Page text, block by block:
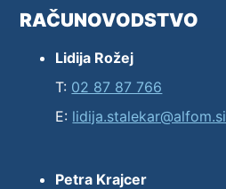
RAČUNOVODSTVO
Lidija Rožej
T: 02 87 87 766
E: lidija.stalekar@alfom.si
Petra Krajcer